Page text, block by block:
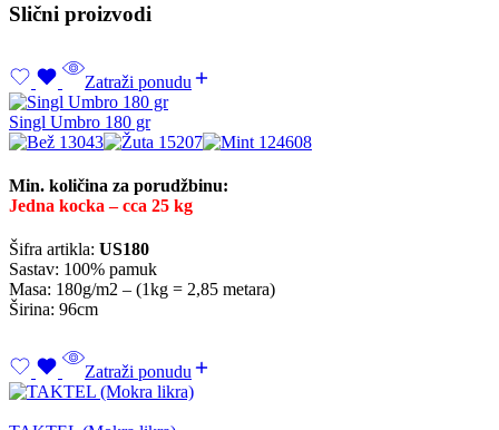
Slični proizvodi
Zatraži ponudu
Singl Umbro 180 gr
Min. količina za porudžbinu:
Jedna kocka – cca 25 kg
Šifra artikla: US180
Sastav: 100% pamuk
Masa: 180g/m2 – (1kg = 2,85 metara)
Širina: 96cm
Zatraži ponudu